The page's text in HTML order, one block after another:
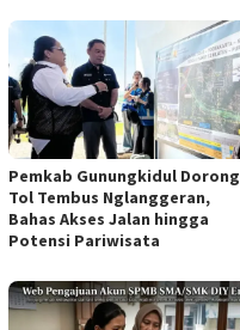
Pemkab Gunungkidul Dorong
Tol Tembus Nglanggeran,
Bahas Akses Jalan hingga
Potensi Pariwisata